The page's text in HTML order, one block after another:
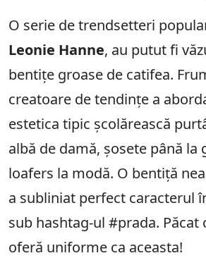
O serie de trendsetteri
Leonie Hanne, au putut fi
bentițe groase de catifea.
creatoare de tendințe a
estetica tipic școlărească
albă de damă, șosete până la
loafers la modă. O bentiță
a subliniat perfect caracterul
sub hashtag-ul #prada. Păcat
oferă uniforme ca aceasta!